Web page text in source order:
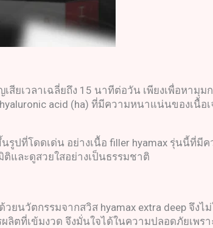
ยเวลาเฉลี่ยถึง 15 นาทีต่อวัน เพียงเพื่อหามุ
acid (ha) ที่มีความหนาแน่นของเนื้อ
ปที่โดดเด่น อย่างเนื้อ filler hyamax รุ่นนี้ที่มี
ติและดูสวยใสอย่างเป็นธรรมชาติ
วัตกรรมจากสวิส hyamax extra deep จึงไ
ที่เข้มงวด จึงมั่นใจได้ในความปลอดภัยเพรา